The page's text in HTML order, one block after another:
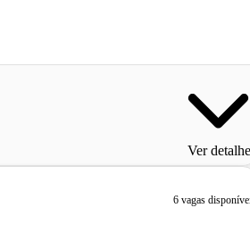
Ver
6 vagas